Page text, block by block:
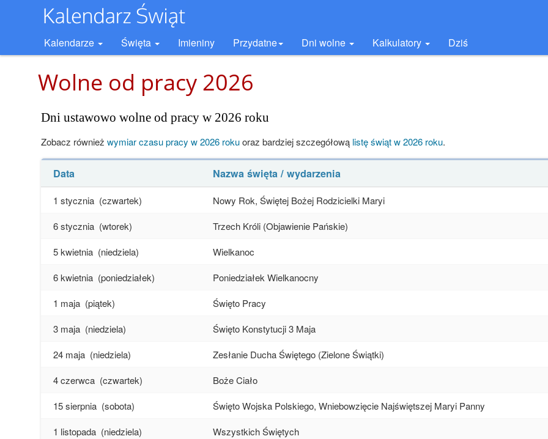
Kalendarze Święta Imieniny Przydatne Dni wolne Kalkulatory Dziś
Wolne od pracy 2026
Dni ustawowo wolne od pracy w 2026 roku
Zobacz również wymiar czasu pracy w 2026 rokuoraz bardziej szczegółową listę świąt w 2026 roku.
Data Nazwa święta / wydarzenia
1 stycznia (czwartek)
Nowy Rok, Świętej Bożej Rodzicielki Maryi
6 stycznia (wtorek)
Trzech Króli (Objawienie Pańskie)
5 kwietnia (niedziela)
Wielkanoc
6 kwietnia (poniedziałek)
Poniedziałek Wielkanocny
1 maja (piątek)
Święto Pracy
3 maja (niedziela)
Święto Konstytucji 3 Maja
24 maja (niedziela)
Zesłanie Ducha Świętego (Zielone Świątki)
4 czerwca (czwartek)
Boże Ciało
15 sierpnia (sobota)
Święto Wojska Polskiego, Wniebowzięcie Najświętszej Maryi Panny
1 listopada (niedziela)
Wszystkich Świętych